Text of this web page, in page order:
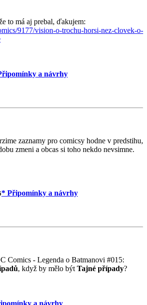
to má aj prebal, ďakujem:
9177/vision-o-trochu-horsi-nez-clovek-o-
a návrhy
zaznamy pro comicsy hodne v predstihu,
zmeni a obcas si toho nekdo nevsimne.
* Připomínky a návrhy
Comics - Legenda o Batmanovi #015:
, když by mělo být Tajné případy?
a návrhy